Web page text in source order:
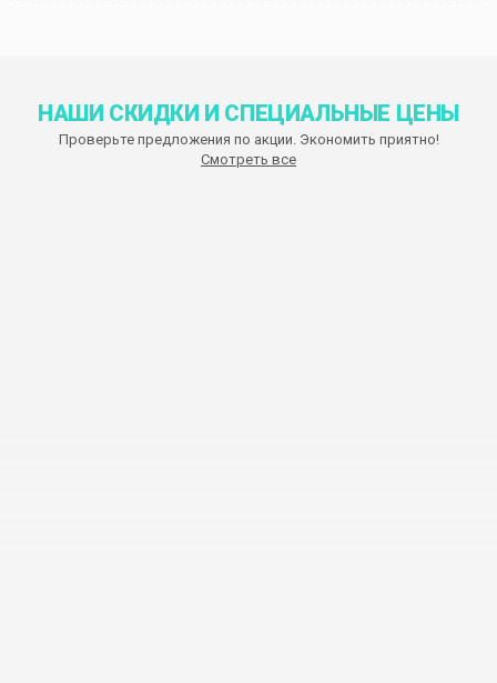
НАШИ СКИДКИ И СПЕЦИАЛЬНЫЕ ЦЕНЫ
Проверьте предложения по акции. Экономить приятно!
Смотреть все